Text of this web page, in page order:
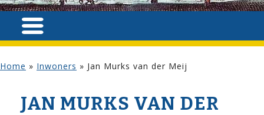
Home » Inwoners » Jan Murks van der Meij
JAN MURKS VAN DER